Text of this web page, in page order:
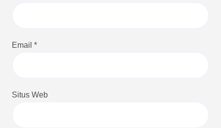
Email *
Situs Web